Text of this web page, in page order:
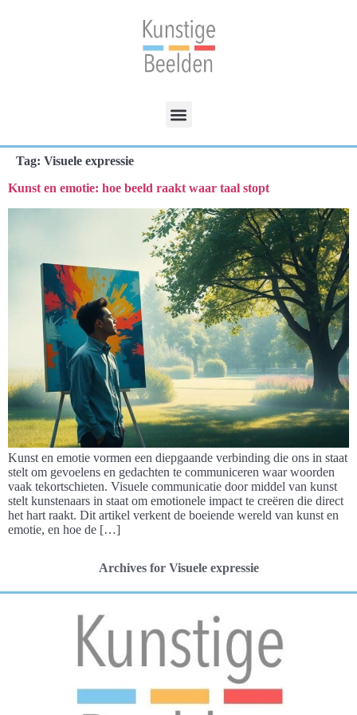
Tag: Visuele expressie
Kunst en emotie: hoe beeld raakt waar taal stopt
Kunst en emotie vormen een diepgaande verbinding die ons in staat
stelt om gevoelens en gedachten te communiceren waar woorden
vaak tekortschieten. Visuele communicatie door middel van kunst
stelt kunstenaars in staat om emotionele impact te creëren die direct
het hart raakt. Dit artikel verkent de boeiende wereld van kunst en
emotie, en hoe de […]
Archives for Visuele expressie